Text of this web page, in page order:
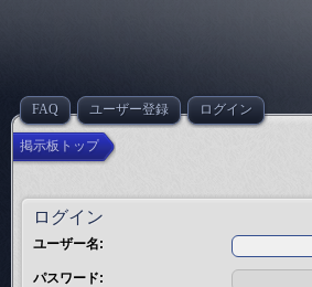
FAQ ユーザー登録 ログイン
掲示板トップ
ログイン
ユーザー名:
パスワード: